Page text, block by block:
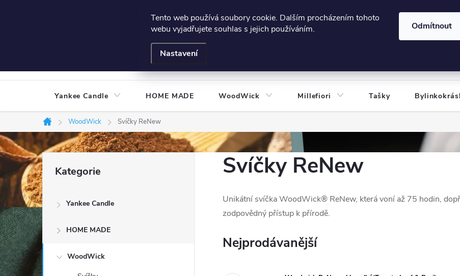
Tento web používá soubory cookie. Dalším procházením tohoto
webu vyjadřujete souhlas s jejich používáním.
Nastavení
Odmítnout
606124443
Podmínky e-shopu Podmínky ochrany osobních údajů
Yankee Candle HOME MADE WoodWick Millefiori Tašky
Domů
WoodWick Svíčky ReNew
P
o
s
t
r
kategorie
Kategorie
Yankee Candle
HOME MADE
WoodWick
Svíčky ReNew
Unikátní svíčka WoodWick® ReNew, která voní až 75 hodin,
zodpovědný přístup k přírodě.
Nejprodávanější